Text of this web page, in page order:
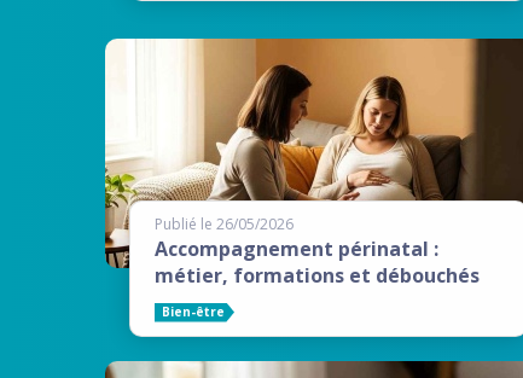
Publié le 26/05/2026
Accompagnement périnatal :
métier, formations et débouchés
Bien-être